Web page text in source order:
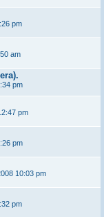
pm
am
pm
pm
pm
10:03 pm
pm